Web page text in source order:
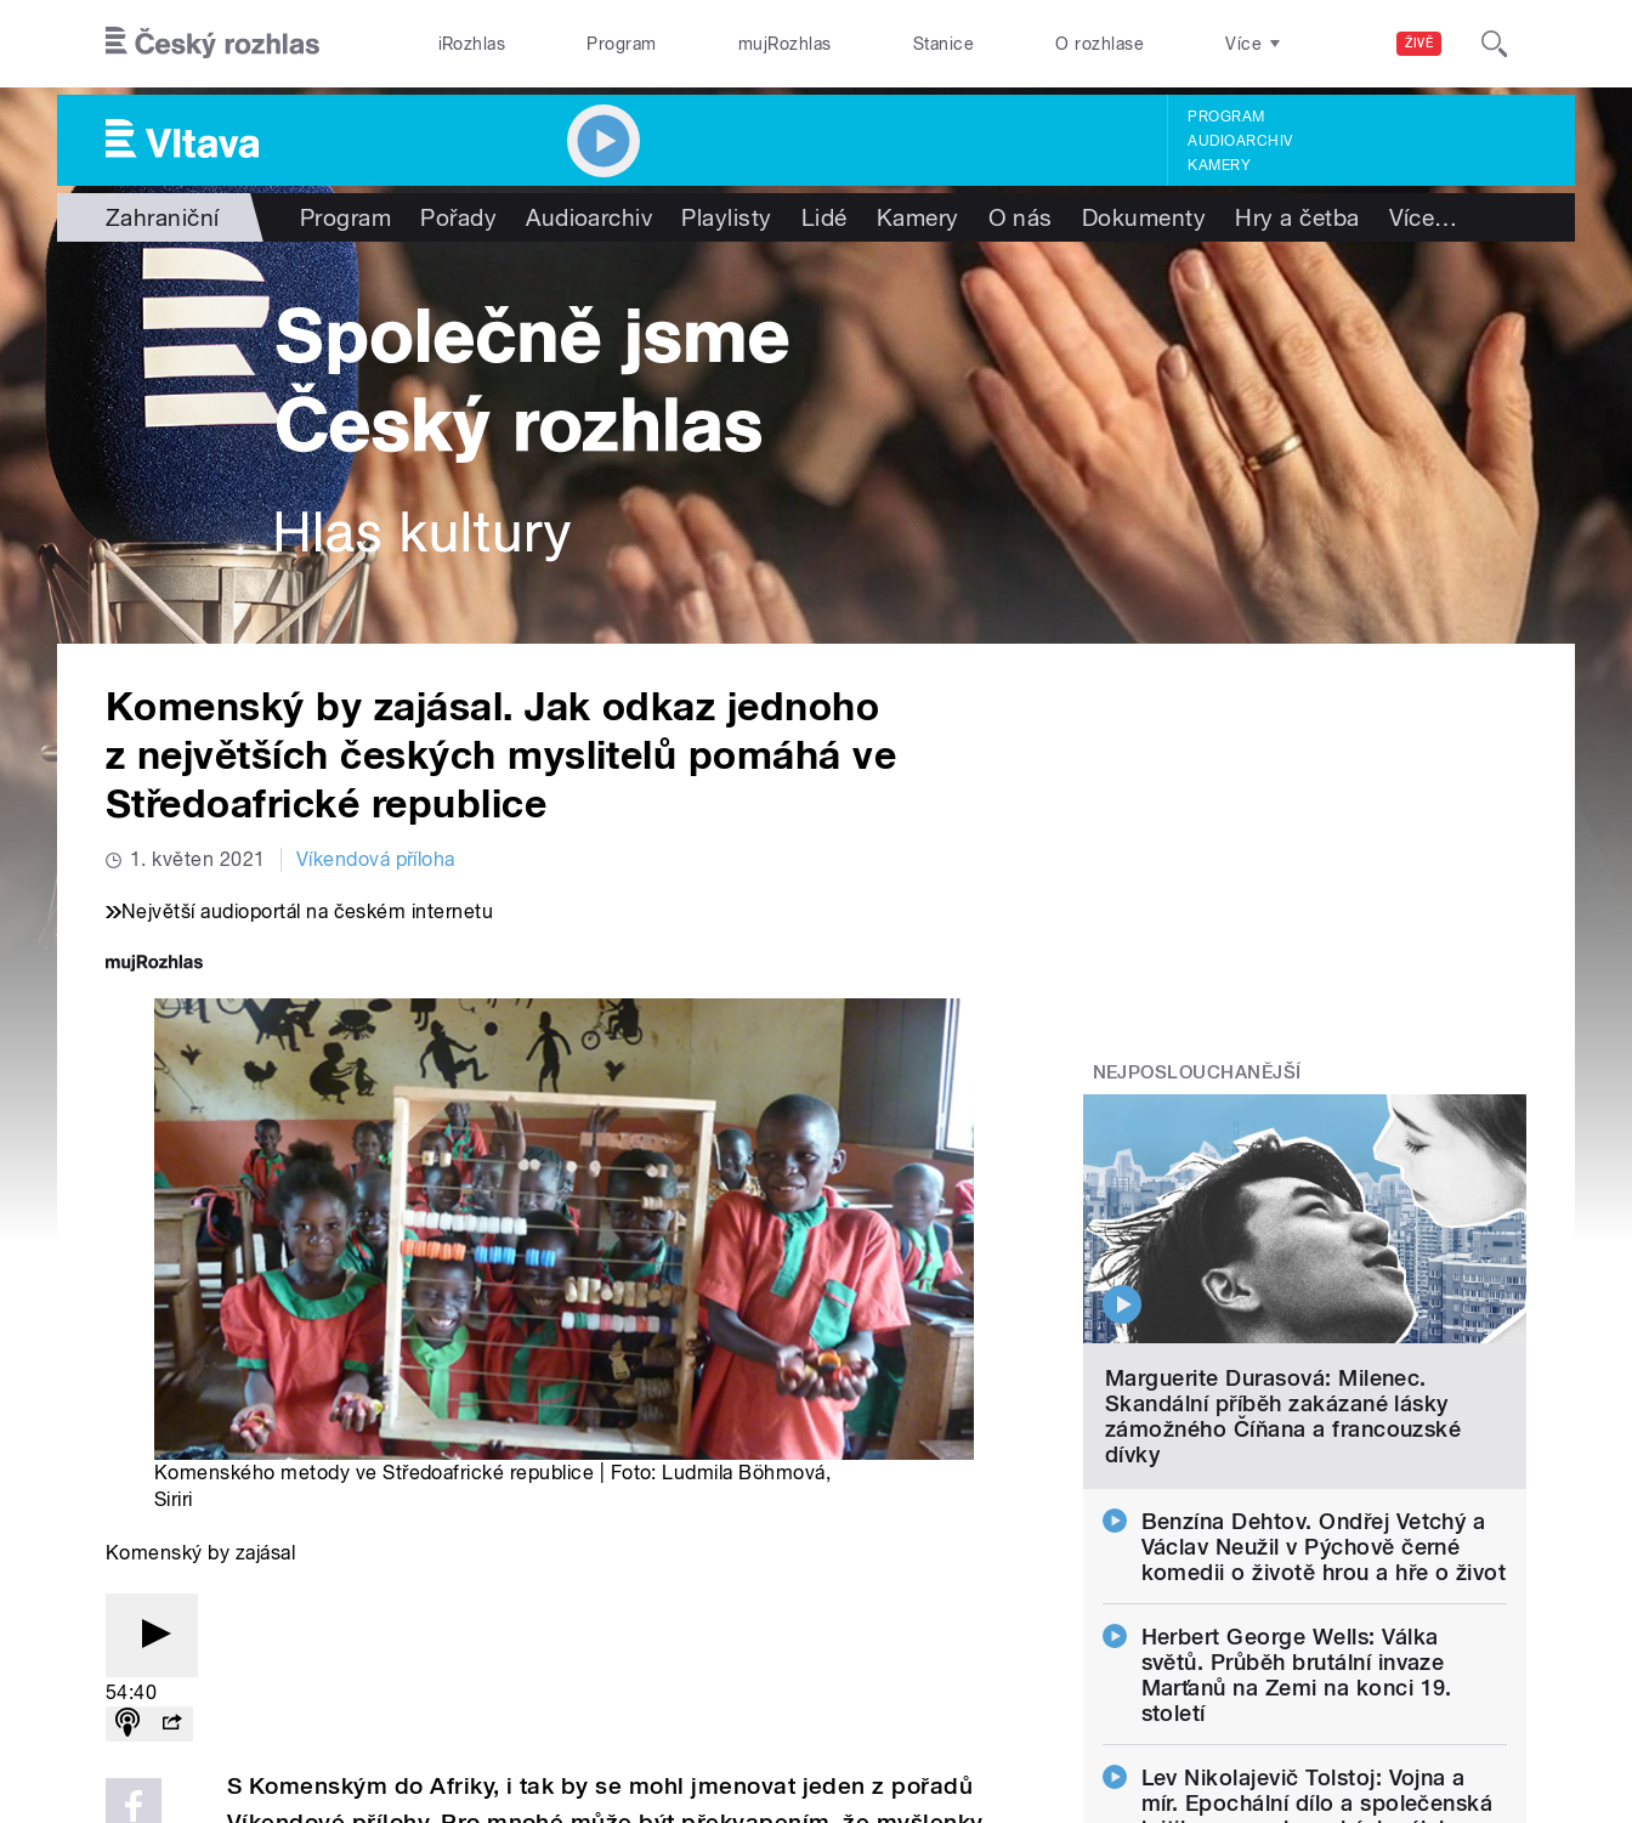
ŽIVĚ
iRozhlas Program mujRozhlas Stanice O rozhlase Více
PROGRAM
AUDIOARCHIV
KAMERY
Zahraniční Program Pořady Audioarchiv Playlisty Lidé Kamery O nás Dokumenty Hry a četba Více…
Komenský by zajásal. Jak odkaz jednoho
z největších českých myslitelů pomáhá ve
Středoafrické republice
1. květen 2021 Víkendová příloha
Největší audioportál na českém internetu
Komenského metody ve Středoafrické republice | Foto: Ludmila Böhmová,
Siriri
Komenský by zajásal
54:40
S Komenským do Afriky, i tak by se mohl jmenovat jeden z pořadů
NEJPOSLOUCHANĚJŠÍ
Marguerite Durasová: Milenec.
Skandální příběh zakázané lásky
zámožného Číňana a francouzské
dívky
Benzína Dehtov. Ondřej Vetchý a
Václav Neužil v Pýchově černé
komedii o životě hrou a hře o život
Herbert George Wells: Válka
světů. Průběh brutální invaze
Marťanů na Zemi na konci 19.
století
Lev Nikolajevič Tolstoj: Vojna a
mír. Epochální dílo a společenská